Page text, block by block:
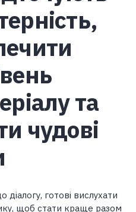
та
чудові
діалогу, готові вислухати
щоб стати краще разом